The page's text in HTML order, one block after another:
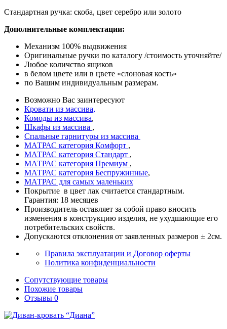
Стандартная ручка: скоба, цвет серебро или золото
Дополнительные комплектации:
Механизм 100% выдвижения
Оригинальные ручки по каталогу /стоимость уточняйте/
Любое количство ящиков
в белом цвете или в цвете «слоновая кость»
по Вашим индивидуальным размерам.
Возможно Вас заинтересуют
Кровати из массива,
Комоды из массива,
Шкафы из массива ,
Спальные гарнитуры из массива
МАТРАС категория Комфорт ,
МАТРАС категория Стандарт ,
МАТРАС категория Премиум ,
МАТРАС категория Беспружинные,
МАТРАС для самых маленьких
Покрытие в цвет лак считается стандартным.
Гарантия: 18 месяцев
Производитель оставляет за собой право вносить
изменения в конструкцию изделия, не ухудшающие его
потребительских свойств.
Допускаются отклонения от заявленных размеров ± 2см.
Правила эксплуатации и Договор оферты
Политика конфиденциальности
Сопутствующие товары
Похожие товары
Отзывы 0